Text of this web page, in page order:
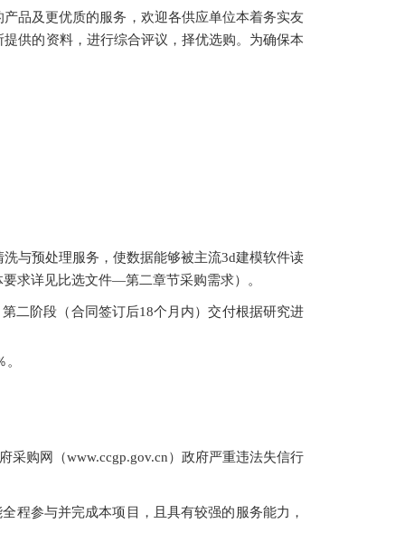
品及更优质的服务，欢迎各供应单位本着务实友
供的资料，进行综合评议，择优选购。为确保本
洗与预处理服务，使数据能够被主流3d建模软件读
求详见比选文件—第二章节采购需求）。
二阶段（合同签订后18个月内）交付根据研究进
。
采购网（www.ccgp.gov.cn）政府严重违法失信行
程参与并完成本项目，且具有较强的服务能力，